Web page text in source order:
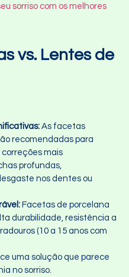
sorriso com os melhores
vs. Lentes de
As facetas
recomendadas para
correções mais
profundas,
nos dentes ou
Facetas de porcelana
durabilidade, resistência a
(10 a 15 anos com
uma solução que parece
no sorriso.